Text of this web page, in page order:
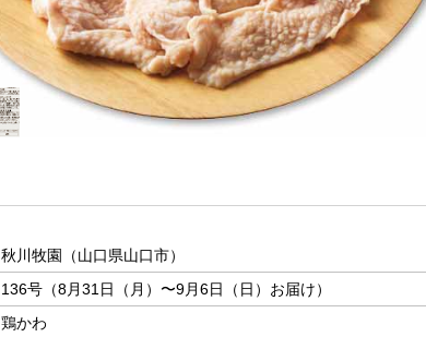
秋川牧園（山口県山口市）
136号（8月31日（月）〜9月6日（日）お届け）
鶏かわ